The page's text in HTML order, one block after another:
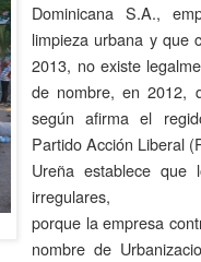
Dominicana S.A.,
limpieza urbana y que
2013, no existe
de nombre, en 2012,
según afirma el
Partido Acción Liberal
Ureña establece que
irregulares,
porque la empresa
nombre de